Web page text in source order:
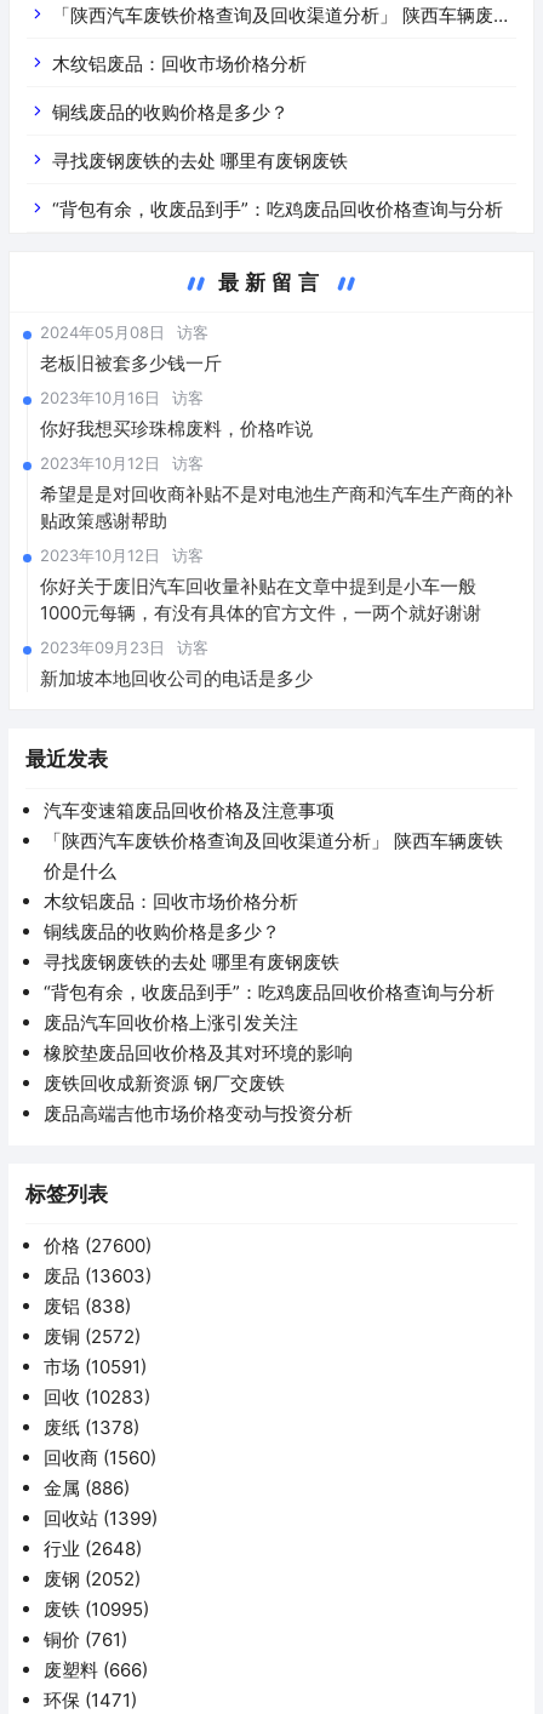
「陕西汽车废铁价格查询及回收渠道分析」 陕西车辆废铁
价是什么
木纹铝废品：回收市场价格分析
铜线废品的收购价格是多少？
寻找废钢废铁的去处 哪里有废钢废铁
“背包有余，收废品到手”：吃鸡废品回收价格查询与分析
最新留言
2024年05月08日 访客
老板旧被套多少钱一斤
2023年10月16日 访客
你好我想买珍珠棉废料，价格咋说
2023年10月12日 访客
希望是是对回收商补贴不是对电池生产商和汽车生产商的补
贴政策感谢帮助
2023年10月12日 访客
你好关于废旧汽车回收量补贴在文章中提到是小车一般
1000元每辆，有没有具体的官方文件，一两个就好谢谢
2023年09月23日 访客
新加坡本地回收公司的电话是多少
最近发表
汽车变速箱废品回收价格及注意事项
「陕西汽车废铁价格查询及回收渠道分析」 陕西车辆废铁
价是什么
木纹铝废品：回收市场价格分析
铜线废品的收购价格是多少？
寻找废钢废铁的去处 哪里有废钢废铁
“背包有余，收废品到手”：吃鸡废品回收价格查询与分析
废品汽车回收价格上涨引发关注
橡胶垫废品回收价格及其对环境的影响
废铁回收成新资源 钢厂交废铁
废品高端吉他市场价格变动与投资分析
标签列表
价格 (27600)
废品 (13603)
废铝 (838)
废铜 (2572)
市场 (10591)
回收 (10283)
废纸 (1378)
回收商 (1560)
金属 (886)
回收站 (1399)
行业 (2648)
废钢 (2052)
废铁 (10995)
铜价 (761)
废塑料 (666)
环保 (1471)